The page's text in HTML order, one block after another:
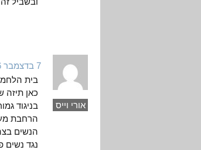
אורי וייס
7 בדצמבר 2006 בשעה 20:04
בית
כאן תיזה
בניגוד
הרחבת
הנשים
נגד נשים